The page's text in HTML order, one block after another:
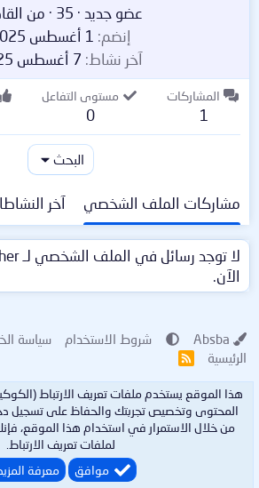
عضو جديد ·
· من
إنضم 1 أغسطس 2025
آخر نشاط 7 أغسطس 2025
المشاركات
1
مستوى التفاعل
0
البحث
مشاركات الملف الشخصي آخر
الآن.
شروط الاستخدام سياسة
الرئيسية
R
هذا الموقع يستخدم ملفات تعريف الارتباط
المحتوى وتخصيص تجربتك والحفاظ على تسجيل
من خلال الاستمرار في استخدام هذا الموقع،
لملفات تعريف الارتباط.
موافق
معرفة